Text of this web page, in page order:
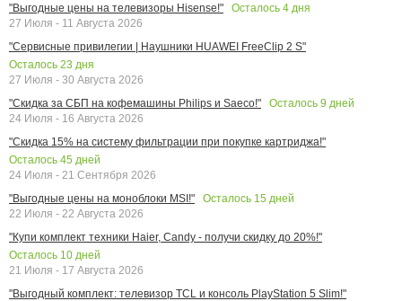
"Выгодные цены на телевизоры Hisense!"
Осталось 4 дня
27 Июля - 11 Августа 2026
"Сервисные привилегии | Наушники HUAWEI FreeClip 2 S"
Осталось 23 дня
27 Июля - 30 Августа 2026
"Скидка за СБП на кофемашины Philips и Saeco!"
Осталось 9 дней
24 Июля - 16 Августа 2026
"Скидка 15% на систему фильтрации при покупке картриджа!"
Осталось 45 дней
24 Июля - 21 Сентября 2026
"Выгодные цены на моноблоки MSI!"
Осталось 15 дней
22 Июля - 22 Августа 2026
"Купи комплект техники Haier, Candy - получи скидку до 20%!"
Осталось 10 дней
21 Июля - 17 Августа 2026
"Выгодный комплект: телевизор TCL и консоль PlayStation 5 Slim!"